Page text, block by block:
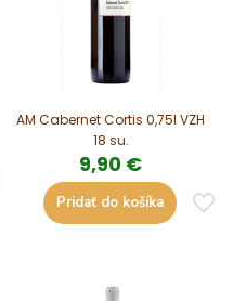
AM Cabernet Cortis 0,75l VZH
18 su.
9,90 €
Pridať do košíka